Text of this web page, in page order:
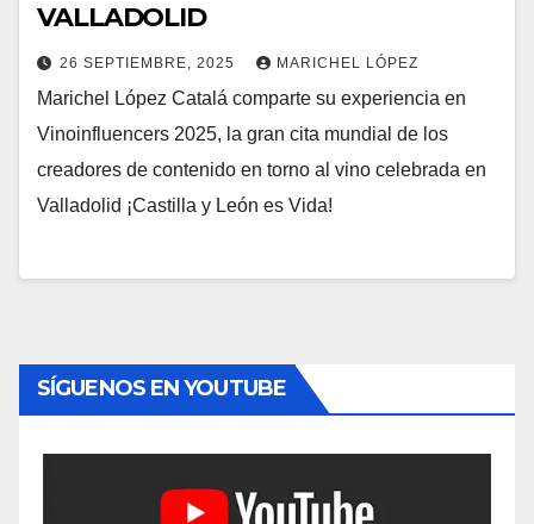
VALLADOLID
26 SEPTIEMBRE, 2025 MARICHEL LÓPEZ
Marichel López Catalá comparte su experiencia en
Vinoinfluencers 2025, la gran cita mundial de los
creadores de contenido en torno al vino celebrada en
Valladolid ¡Castilla y León es Vida!
SÍGUENOS EN YOUTUBE